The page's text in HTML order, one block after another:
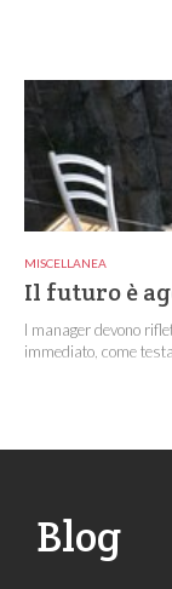
MISCELLANEA
Il futuro è
I manager devono
immediato, come
Blog